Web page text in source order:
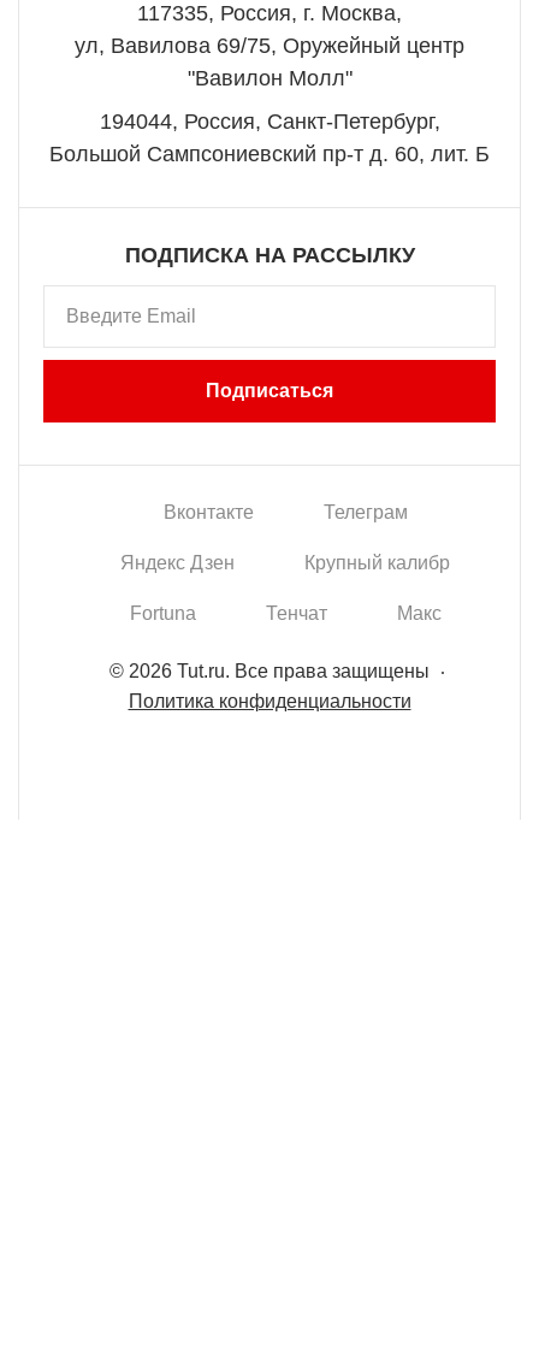
117335, Россия, г. Москва,
ул, Вавилова 69/75, Оружейный центр
"Вавилон Молл"
194044, Россия, Санкт-Петербург,
Большой Сампсониевский пр-т д. 60, лит. Б
ПОДПИСКА НА РАССЫЛКУ
Подписаться
Вконтакте Телеграм
Яндекс Дзен Крупный калибр
Fortuna Тенчат Макс
© 2026 Tut.ru. Все права защищены
Политика конфиденциальности